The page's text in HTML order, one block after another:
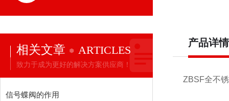
相关文章 ARTICLES
致力于成为更好的解决方案供应商！
信号蝶阀的作用
产品详情
ZBSF全不